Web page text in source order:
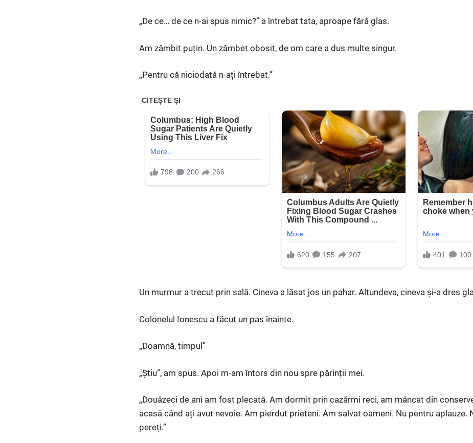
„De ce… de ce n-ai spus nimic?” a întrebat tata, aproape fără glas.
Am zâmbit puțin. Un zâmbet obosit, de om care a dus multe singur.
„Pentru că niciodată n-ați întrebat.”
Un murmur a trecut prin sală. Cineva a lăsat jos un pahar. Altundeva, cineva și-a dres
Colonelul Ionescu a făcut un pas înainte.
„Doamnă, timpul”
„Știu”, am spus. Apoi m-am întors din nou spre părinții mei.
„Douăzeci de ani am fost plecată. Am dormit prin cazărmi reci, am mâncat din
acasă când ați avut nevoie. Am pierdut prieteni. Am salvat oameni. Nu pentru aplauze.
pereți.”